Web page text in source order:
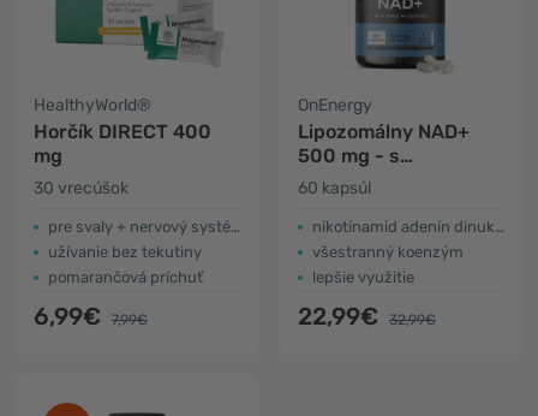
HealthyWorld®
Horčík DIRECT 400
mg
30 vrecúšok
pre svaly + nervový systém
užívanie bez tekutiny
pomarančová príchuť
6,99€ 7,99€
OnEnergy
Lipozomálny NAD+
500 mg - s
trimethylglycínom
60 kapsúl
nikotínamid adenín dinukleotid
všestranný koenzým
lepšie využitie
22,99€ 32,99€